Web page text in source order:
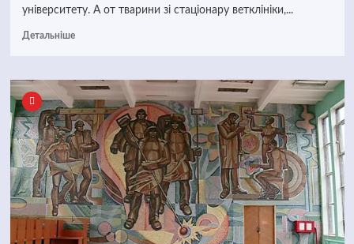
університету. А от тварини зі стаціонару ветклініки,...
Детальніше